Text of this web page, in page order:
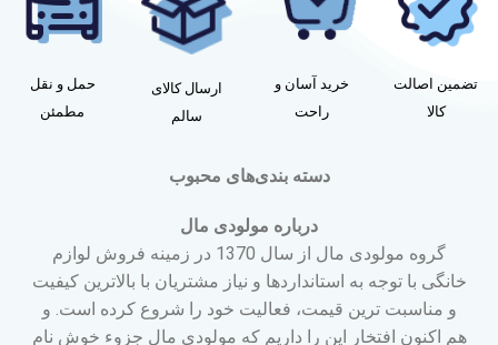
تضمین اصالت
کالا
خرید آسان و
راحت
ارسال کالای
سالم
حمل و نقل
مطمئن
دسته بندی‌های محبوب
درباره مولودی مال
گروه مولودی مال از سال 1370 در زمینه فروش لوازم
خانگی با توجه به استانداردها و نیاز مشتریان با بالاترین کیفیت
و مناسبت ترین قیمت، فعالیت خود را شروع کرده است. و
هم اکنون افتخار این را داریم که مولودی مال جزوء خوش نام